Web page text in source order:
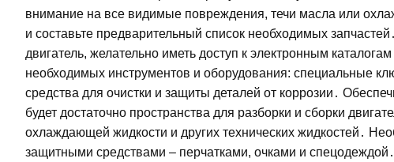
внимание на все видимые повреждения, течи масла или
и составьте предварительный список необходимых
двигатель, желательно иметь доступ к электронным
необходимых инструментов и оборудования: специальные
средства для очистки и защиты деталей от коррозии․
будет достаточно пространства для разборки и сборки
охлаждающей жидкости и других технических жидкостей․
защитными средствами – перчатками, очками и